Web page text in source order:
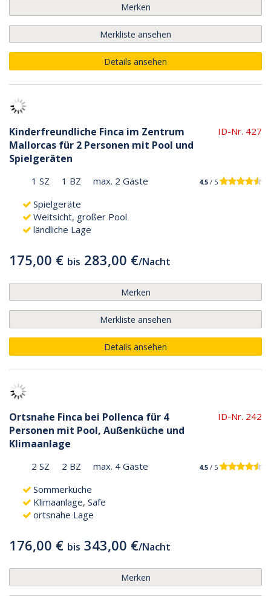
Merken
Merkliste ansehen
Details ansehen
Kinderfreundliche Finca im Zentrum
Mallorcas für 2 Personen mit Pool und
Spielgeräten
ID-Nr. 427
1 SZ 1 BZ max. 2 Gäste 4.5 / 5
Spielgeräte
Weitsicht, großer Pool
ländliche Lage
175,00 € bis 283,00 €/Nacht
Merken
Merkliste ansehen
Details ansehen
Ortsnahe Finca bei Pollenca für 4
Personen mit Pool, Außenküche und
Klimaanlage
ID-Nr. 242
2 SZ 2 BZ max. 4 Gäste 4.5 / 5
Sommerküche
Klimaanlage, Safe
ortsnahe Lage
176,00 € bis 343,00 €/Nacht
Merken